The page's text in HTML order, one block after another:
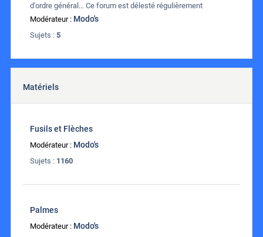
d'ordre général... Ce forum est délesté régulièrement
Modérateur : Modo's
Sujets : 5
Matériels
Fusils et Flèches
Modérateur : Modo's
Sujets : 1160
Palmes
Modérateur : Modo's